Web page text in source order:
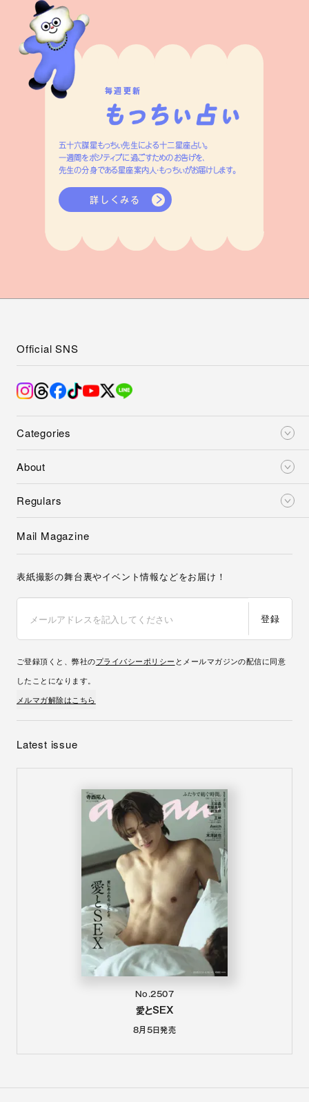
毎週更新
五十六謀星もっちぃ先生による十二星座占い。
一週間をポジティブに過ごすためのお告げを、
先生の分身である星座案内人・もっちぃがお届けします。
詳しくみる
Categories
About
Regulars
Official SNS
Mail Magazine
表紙撮影の舞台裏やイベント情報などをお届け！
登録
ご登録頂くと、弊社のプライバシーポリシー とメールマガジンの配信に同意
したことになります。
メルマガ解除はこちら
Latest issue
No.2507
愛とSEX
8月5日発売